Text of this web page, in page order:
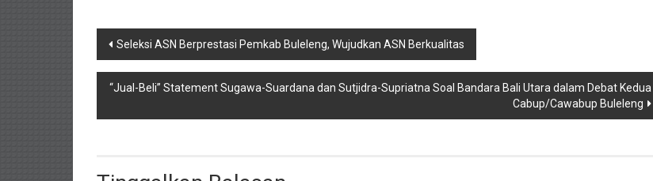
Navigasi
pos
Seleksi ASN Berprestasi Pemkab Buleleng, Wujudkan ASN Berkualitas
“Jual-Beli” Statement Sugawa-Suardana dan Sutjidra-Supriatna Soal Bandara Bali Utara dalam Debat Kedua
Cabup/Cawabup Buleleng